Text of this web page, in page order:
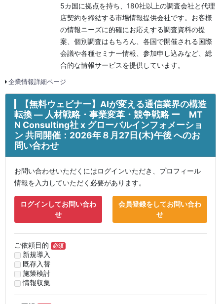
5カ国に拠点を持ち、180社以上の調査会社と代理
店契約を締結する市場情報提供会社です。お客様
の情報ニーズに的確にお応えする調査資料の提
案、個別調査はもちろん、各国で開催される国際
会議や各種セミナー情報、参加申し込みなど、総
合的な情報サービスを提供しています。
企業情報詳細ページ
【無料ウェビナー】AIが変える通信業界の構造
転換 ― 人材戦略・事業変革・競争戦略 ー MT
N Consulting社 x グローバルインフォメーショ
ン 共同開催：2026年８月27日(木)午後 へのお
問い合わせ
お問い合わせいただくにはログインいただき、プロフィール
情報を入力していただく必要があります。
ログインしてお問い合わ
せ
会員登録をしてお問い合わ
せ
ご依頼目的 必須
新規導入
既存入替
施策検討
情報収集